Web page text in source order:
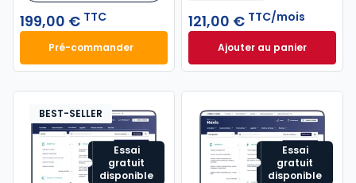
199,00 € TTC
Pré-commanderMémento Comptable 2027 à 199,00 € TTC
121,00 € TTC/mois
Ajouter au panier
Oppus Expert à
Essai
gratuit
disponible
BEST-SELLER
Essai
gratuit
disponible